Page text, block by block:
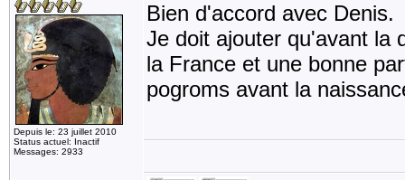
Depuis le: 23 juillet 2010
Status actuel: Inactif
Messages: 2933
Bien d'accord avec Denis.
Je doit ajouter qu'avant la
la France et une bonne
pogroms avant la